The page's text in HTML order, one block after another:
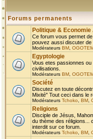
Forums permanents
Politique &
Ce forum vous permet
pouvez aussi discuter de
Modérateurs BM
Egyptologie
Vous etes passionnes
civilisations.
Modérateurs BM
Société
Discutez en toute
Mixité" Tout ceci dans le
Modérateurs Tchoko BM
Religions
Disciple de Jésus,
du thème des réligions...
interdit sur ce forum.
Modérateurs Tchoko BM